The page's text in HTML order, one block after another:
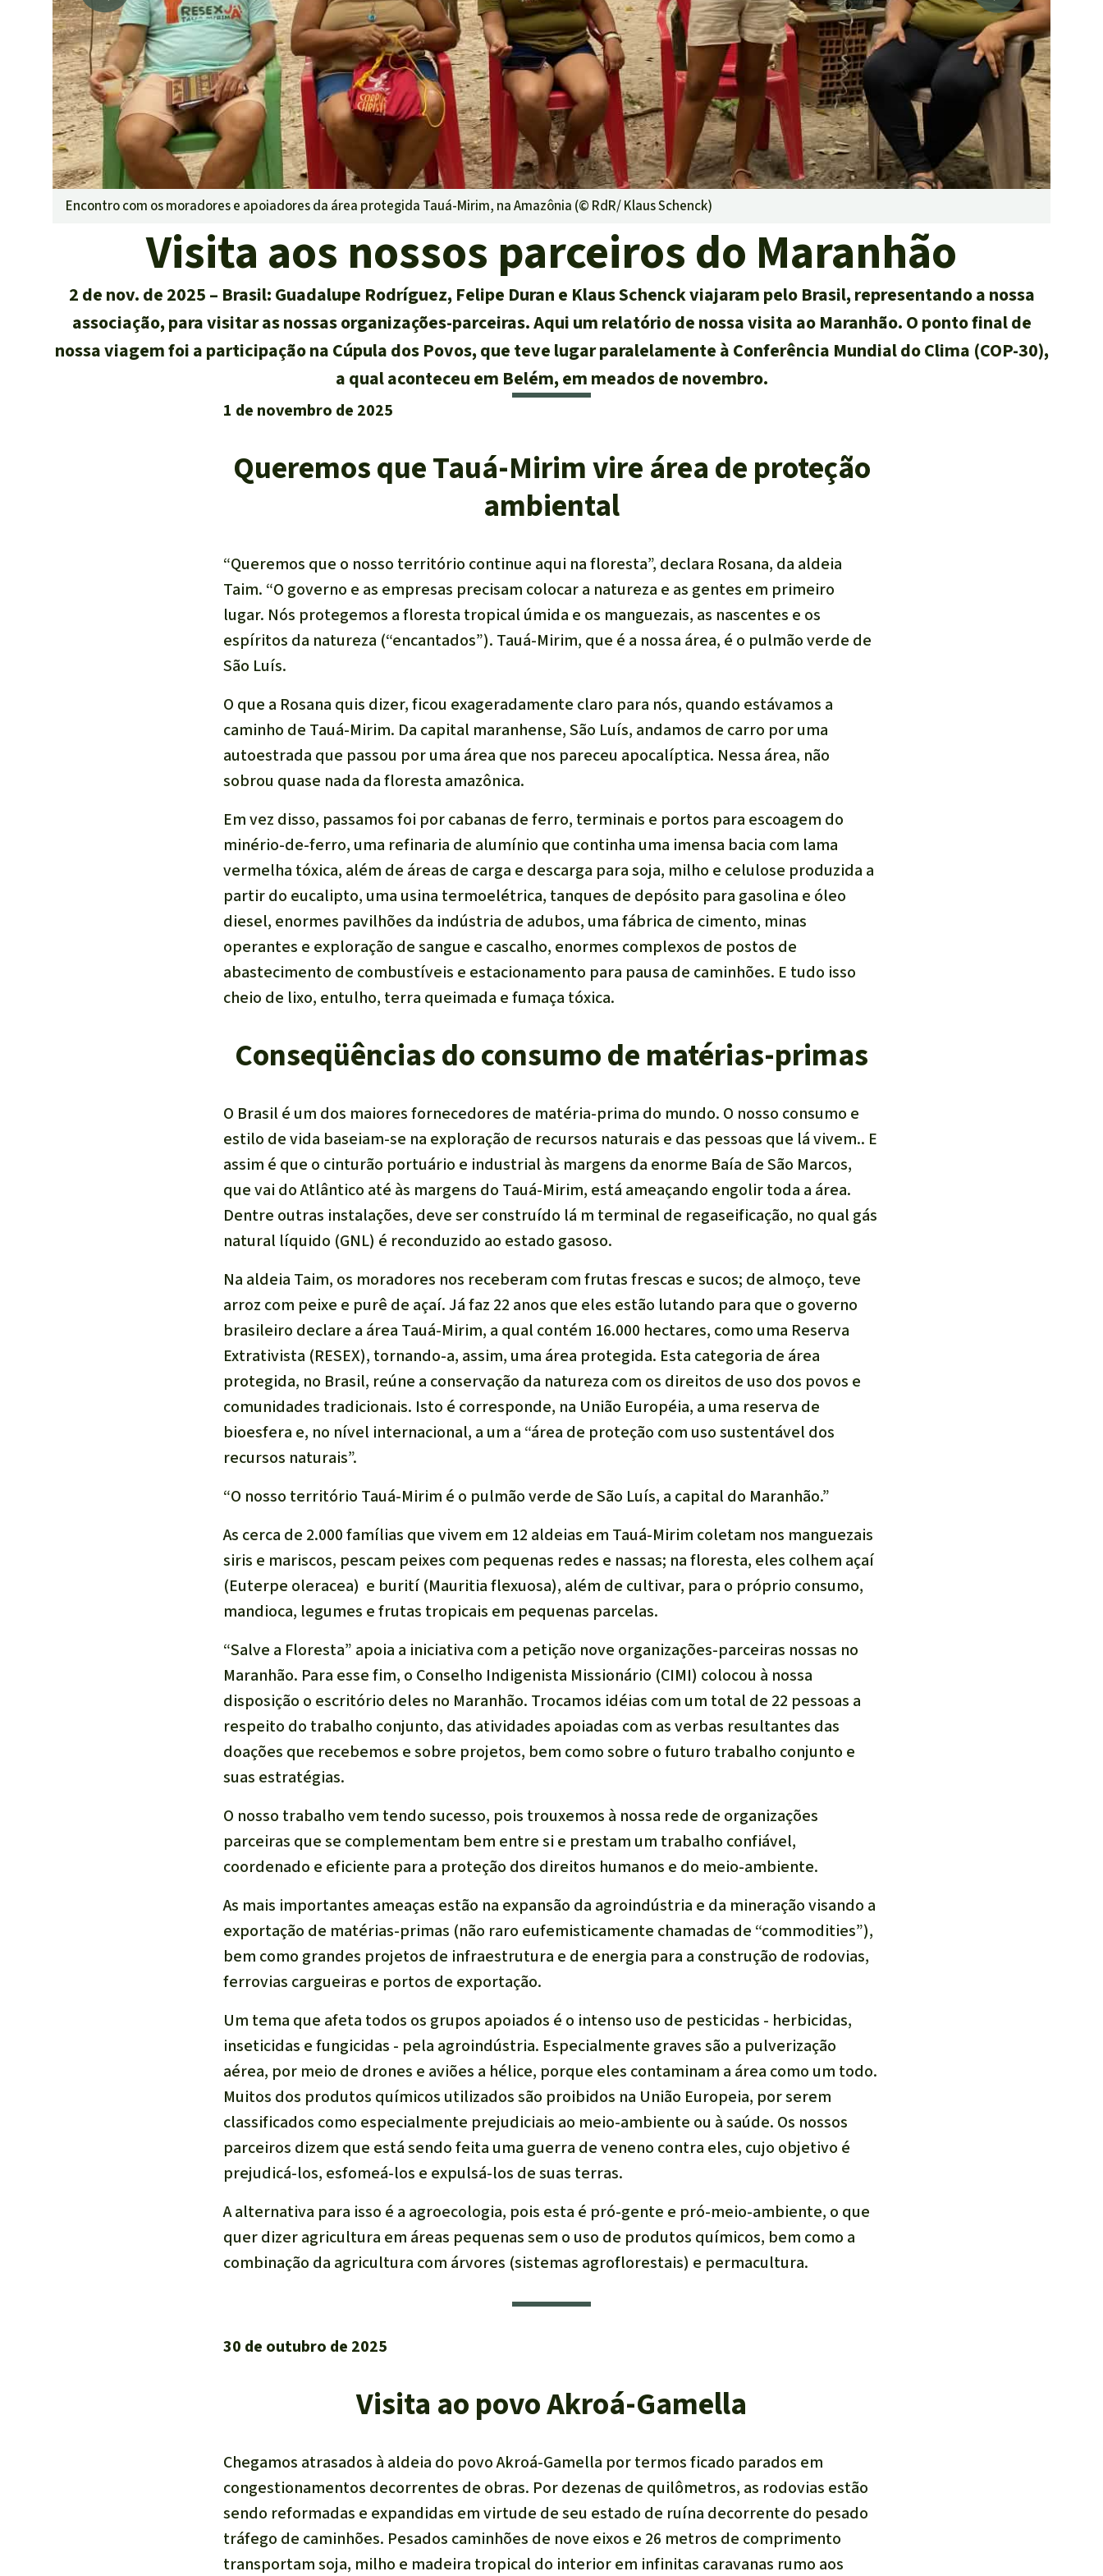
Pecuária intensiva
Roubo de terras
Alumínio
Caça furtiva
Áreas de proteção ambiental
tropicais do mundo
Doar
Encontro com os moradores e apoiadores da área protegida Tauá-Mirim, na Amazônia (© RdR/ Klaus Schenck)
Visita aos nossos parceiros do Maranhão
2 de nov. de 2025
Brasil: Guadalupe Rodríguez, Felipe Duran e Klaus Schenck viajaram pelo Brasil, representando a nossa
associação, para visitar as nossas organizações-parceiras. Aqui um relatório de nossa visita ao Maranhão. O ponto final de
nossa viagem foi a participação na Cúpula dos Povos, que teve lugar paralelamente à Conferência Mundial do Clima (COP-30),
a qual aconteceu em Belém, em meados de novembro.
1 de novembro de 2025
Queremos que Tauá-Mirim vire área de proteção
ambiental
“Queremos que o nosso território continue aqui na floresta”, declara Rosana, da aldeia
Taim. “O governo e as empresas precisam colocar a natureza e as gentes em primeiro
lugar. Nós protegemos a floresta tropical úmida e os manguezais, as nascentes e os
espíritos da natureza (“encantados”). Tauá-Mirim, que é a nossa área, é o pulmão verde de
São Luís.
O que a Rosana quis dizer, ficou exageradamente claro para nós, quando estávamos a
caminho de Tauá-Mirim. Da capital maranhense, São Luís, andamos de carro por uma
autoestrada que passou por uma área que nos pareceu apocalíptica. Nessa área, não
sobrou quase nada da floresta amazônica.
Em vez disso, passamos foi por cabanas de ferro, terminais e portos para escoagem do
minério-de-ferro, uma refinaria de alumínio que continha uma imensa bacia com lama
vermelha tóxica, além de áreas de carga e descarga para soja, milho e celulose produzida a
partir do eucalipto, uma usina termoelétrica, tanques de depósito para gasolina e óleo
diesel, enormes pavilhões da indústria de adubos, uma fábrica de cimento, minas
operantes e exploração de sangue e cascalho, enormes complexos de postos de
abastecimento de combustíveis e estacionamento para pausa de caminhões. E tudo isso
cheio de lixo, entulho, terra queimada e fumaça tóxica.
Conseqüências do consumo de matérias-primas
O Brasil é um dos maiores fornecedores de matéria-prima do mundo. O nosso consumo e
estilo de vida baseiam-se na exploração de recursos naturais e das pessoas que lá vivem.. E
assim é que o cinturão portuário e industrial às margens da enorme Baía de São Marcos,
que vai do Atlântico até às margens do Tauá-Mirim, está ameaçando engolir toda a área.
Dentre outras instalações, deve ser construído lá m terminal de regaseificação, no qual gás
natural líquido (GNL) é reconduzido ao estado gasoso.
Na aldeia Taim, os moradores nos receberam com frutas frescas e sucos; de almoço, teve
arroz com peixe e purê de açaí. Já faz 22 anos que eles estão lutando para que o governo
brasileiro declare a área Tauá-Mirim, a qual contém 16.000 hectares, como uma Reserva
Extrativista (RESEX), tornando-a, assim, uma área protegida. Esta categoria de área
protegida, no Brasil, reúne a conservação da natureza com os direitos de uso dos povos e
comunidades tradicionais. Isto é corresponde, na União Européia, a uma reserva de
bioesfera e, no nível internacional, a um a “área de proteção com uso sustentável dos
recursos naturais”.
“O nosso território Tauá-Mirim é o pulmão verde de São Luís, a capital do Maranhão.”
As cerca de 2.000 famílias que vivem em 12 aldeias em Tauá-Mirim coletam nos manguezais
siris e mariscos, pescam peixes com pequenas redes e nassas; na floresta, eles colhem açaí
(Euterpe oleracea) e burití (Mauritia flexuosa), além de cultivar, para o próprio consumo,
mandioca, legumes e frutas tropicais em pequenas parcelas.
“Salve a Floresta” apoia a iniciativa com a petição nove organizações-parceiras nossas no
Maranhão. Para esse fim, o Conselho Indigenista Missionário (CIMI) colocou à nossa
disposição o escritório deles no Maranhão. Trocamos idéias com um total de 22 pessoas a
respeito do trabalho conjunto, das atividades apoiadas com as verbas resultantes das
doações que recebemos e sobre projetos, bem como sobre o futuro trabalho conjunto e
suas estratégias.
O nosso trabalho vem tendo sucesso, pois trouxemos à nossa rede de organizações
parceiras que se complementam bem entre si e prestam um trabalho confiável,
coordenado e eficiente para a proteção dos direitos humanos e do meio-ambiente.
As mais importantes ameaças estão na expansão da agroindústria e da mineração visando a
exportação de matérias-primas (não raro eufemisticamente chamadas de “commodities”),
bem como grandes projetos de infraestrutura e de energia para a construção de rodovias,
ferrovias cargueiras e portos de exportação.
Um tema que afeta todos os grupos apoiados é o intenso uso de pesticidas - herbicidas,
inseticidas e fungicidas - pela agroindústria. Especialmente graves são a pulverização
aérea, por meio de drones e aviões a hélice, porque eles contaminam a área como um todo.
Muitos dos produtos químicos utilizados são proibidos na União Europeia, por serem
classificados como especialmente prejudiciais ao meio-ambiente ou à saúde. Os nossos
parceiros dizem que está sendo feita uma guerra de veneno contra eles, cujo objetivo é
prejudicá-los, esfomeá-los e expulsá-los de suas terras.
A alternativa para isso é a agroecologia, pois esta é pró-gente e pró-meio-ambiente, o que
quer dizer agricultura em áreas pequenas sem o uso de produtos químicos, bem como a
combinação da agricultura com árvores (sistemas agroflorestais) e permacultura.
30 de outubro de 2025
Visita ao povo Akroá-Gamella
Chegamos atrasados à aldeia do povo Akroá-Gamella por termos ficado parados em
congestionamentos decorrentes de obras. Por dezenas de quilômetros, as rodovias estão
sendo reformadas e expandidas em virtude de seu estado de ruína decorrente do pesado
tráfego de caminhões. Pesados caminhões de nove eixos e 26 metros de comprimento
transportam soja, milho e madeira tropical do interior em infinitas caravanas rumo aos